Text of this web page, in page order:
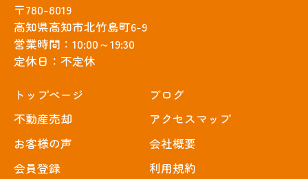
〒780-8019
高知県高知市北竹島町6-9
営業時間：10:00～19:30
定休日：不定休
トップぺージ
不動産売却
お客様の声
会員登録
ブログ
アクセスマップ
会社概要
利用規約